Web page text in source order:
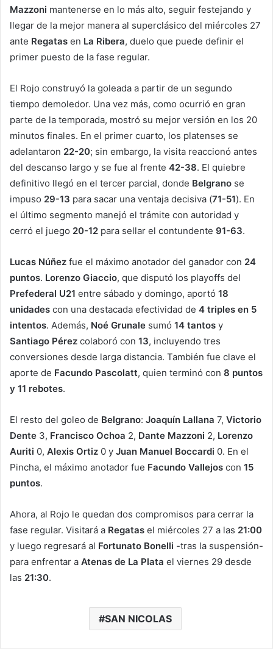
Mazzoni mantenerse en lo más alto, seguir festejando y
llegar de la mejor manera al superclásico del miércoles 27
ante Regatas en La Ribera, duelo que puede definir el
primer puesto de la fase regular.
El Rojo construyó la goleada a partir de un segundo
tiempo demoledor. Una vez más, como ocurrió en gran
parte de la temporada, mostró su mejor versión en los 20
minutos finales. En el primer cuarto, los platenses se
adelantaron 22-20; sin embargo, la visita reaccionó antes
del descanso largo y se fue al frente 42-38. El quiebre
definitivo llegó en el tercer parcial, donde Belgrano se
impuso 29-13 para sacar una ventaja decisiva (71-51). En
el último segmento manejó el trámite con autoridad y
cerró el juego 20-12 para sellar el contundente 91-63.
Lucas Núñez fue el máximo anotador del ganador con 24
puntos. Lorenzo Giaccio, que disputó los playoffs del
Prefederal U21 entre sábado y domingo, aportó 18
unidades con una destacada efectividad de 4 triples en 5
intentos. Además, Noé Grunale sumó 14 tantos y
Santiago Pérez colaboró con 13, incluyendo tres
conversiones desde larga distancia. También fue clave el
aporte de Facundo Pascolatt, quien terminó con 8 puntos
y 11 rebotes.
El resto del goleo de Belgrano: Joaquín Lallana 7, Victorio
Dente 3, Francisco Ochoa 2, Dante Mazzoni 2, Lorenzo
Auriti 0, Alexis Ortiz 0 y Juan Manuel Boccardi 0. En el
Pincha, el máximo anotador fue Facundo Vallejos con 15
puntos.
Ahora, al Rojo le quedan dos compromisos para cerrar la
fase regular. Visitará a Regatas el miércoles 27 a las 21:00
y luego regresará al Fortunato Bonelli -tras la suspensión-
para enfrentar a Atenas de La Plata el viernes 29 desde
las 21:30.
SAN NICOLAS